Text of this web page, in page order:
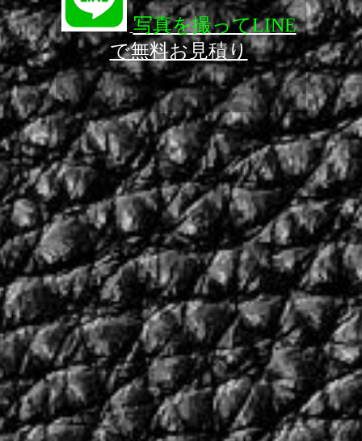
写真を撮ってLINE
で無料お見積り